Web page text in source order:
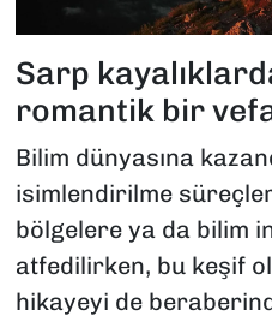
Sarp
romantik bir
Bilim dünyasına
isimlendirilme
bölgelere ya da bilim
atfedilirken, bu keşif
hikayeyi de